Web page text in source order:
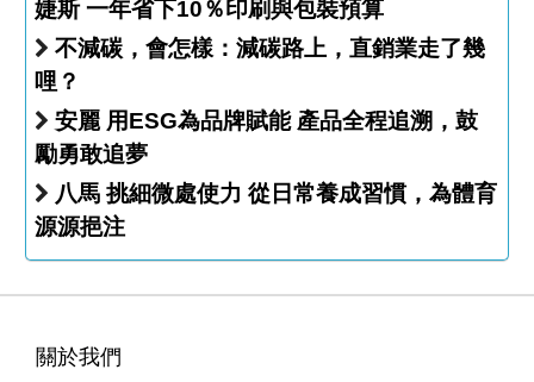
婕斯 一年省下10％印刷與包裝預算
不減碳，會怎樣：減碳路上，直銷業走了幾
哩？
安麗 用ESG為品牌賦能 產品全程追溯，鼓
勵勇敢追夢
八馬 挑細微處使力 從日常養成習慣，為體育
源源挹注
關於我們